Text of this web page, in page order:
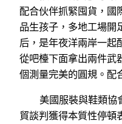
配合伙伴抓緊囤貨，國
品生孩子，多地工場
后，是年夜洋兩岸一起
從吧檯下面拿出兩件武
個測量完美的圓規。配
美國服裝與鞋類協
貿談判獲得本質性停頓